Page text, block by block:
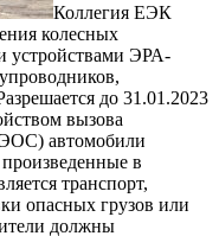
Коллегия ЕЭК
колесных
устройствами ЭРА-
до 31.01.2023
вызова
автомобили
в
транспорт,
опасных грузов или
должны